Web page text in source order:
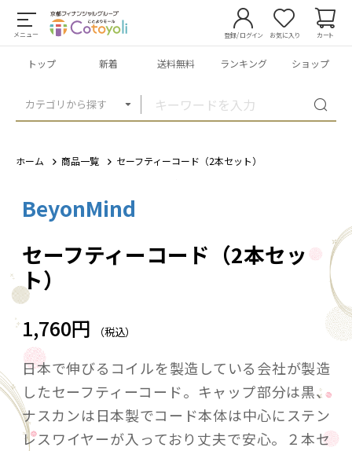
メニュー
カテゴリから探す
登録/ログイン お気に入り カート
トップ 新着 送料無料 ランキング ショップ
ホーム 商品一覧 セーフティーコード（2本セット）
BeyonMind
セーフティーコード（2本セッ
ト）
1,760円 （税込）
日本で伸びるコイルを製造している会社が製造
したセーフティーコード。キャップ部分は黒、
ナスカンは日本製でコード本体は中心にステン
レスワイヤーが入っており丈夫で安心。２本セ